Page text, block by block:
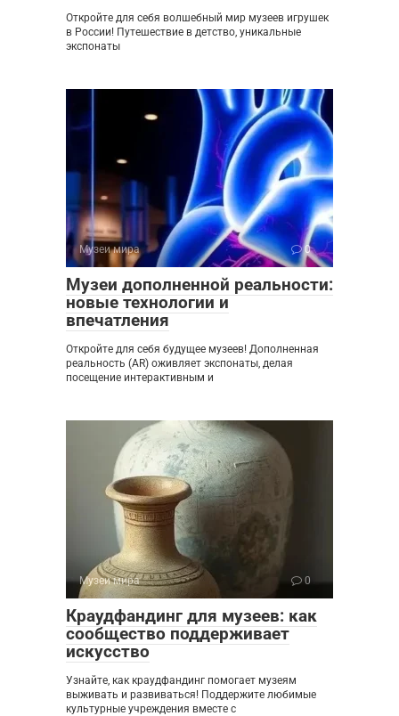
Откройте для себя волшебный мир музеев игрушек
в России! Путешествие в детство, уникальные
экспонаты
Музеи мира 0
Музеи дополненной реальности:
новые технологии и
впечатления
Откройте для себя будущее музеев! Дополненная
реальность (AR) оживляет экспонаты, делая
посещение интерактивным и
Музеи мира 0
Краудфандинг для музеев: как
сообщество поддерживает
искусство
Узнайте, как краудфандинг помогает музеям
выживать и развиваться! Поддержите любимые
культурные учреждения вместе с